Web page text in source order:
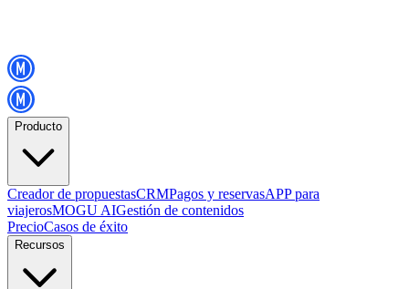
Producto
Creador de propuestasCRMPagos y reservasAPP para
viajerosMOGU AIGestión de contenidos
PrecioCasos de éxito
Recursos